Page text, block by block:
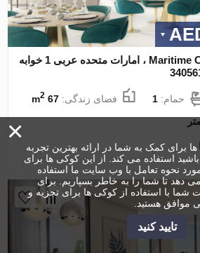
آپارتمان در Maritime City، Dubai ، امارات متحده عربی 1 خوابه
حمام:1 فضای زندگی:67 m
2
×
برای کمک به شما در ارائه بهترین تجربه
استفاده می کند. از این کوکی ها برای
نحوه تعامل با وب سایت ما استفاده
دهد تا شما را به خاطر بسپاریم. برای
شما با استفاده از کوکی ها برای تجزیه و
هستید.
تایید کنید